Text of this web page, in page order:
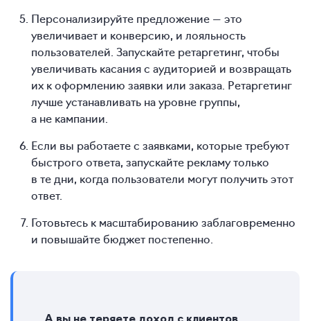
Персонализируйте предложение — это
увеличивает и конверсию, и лояльность
пользователей. Запускайте ретаргетинг, чтобы
увеличивать касания с аудиторией и возвращать
их к оформлению заявки или заказа. Ретаргетинг
лучше устанавливать на уровне группы,
а не кампании.
Если вы работаете с заявками, которые требуют
быстрого ответа, запускайте рекламу только
в те дни, когда пользователи могут получить этот
ответ.
Готовьтесь к масштабированию заблаговременно
и повышайте бюджет постепенно.